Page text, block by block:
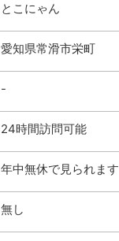
とこにゃん
愛知県常滑市栄町
-
24時間訪問可能
年中無休で見られます
無し